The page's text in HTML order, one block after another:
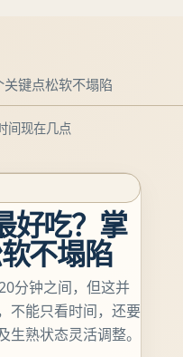
键点松软不塌陷
间现在几点
好吃？掌
不塌陷
分钟之间，但这并
不能只看时间，还要
熟状态灵活调整。